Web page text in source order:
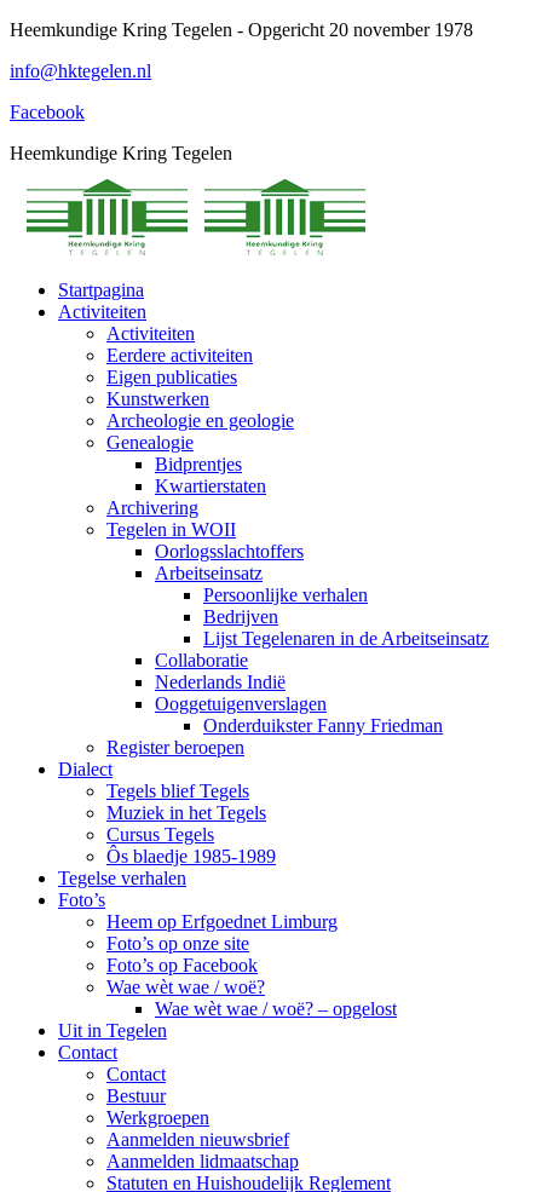
Spring
content
Heemkundige Kring Tegelen - Opgericht 20 november 1978
info@hktegelen.nl
Facebook
Heemkundige Kring Tegelen
Startpagina
Activiteiten
Activiteiten
Eerdere activiteiten
Eigen publicaties
Kunstwerken
Archeologie en geologie
Genealogie
Bidprentjes
Kwartierstaten
Archivering
Tegelen in WOII
Oorlogsslachtoffers
Arbeitseinsatz
Persoonlijke verhalen
Bedrijven
Lijst Tegelenaren in de Arbeitseinsatz
Collaboratie
Nederlands Indië
Ooggetuigenverslagen
Onderduikster Fanny Friedman
Register beroepen
Dialect
Tegels blief Tegels
Muziek in het Tegels
Cursus Tegels
Ôs blaedje 1985-1989
Tegelse verhalen
Foto’s
Heem op Erfgoednet Limburg
Foto’s op onze site
Foto’s op Facebook
Wae wèt wae / woë?
Wae wèt wae / woë? – opgelost
Uit in Tegelen
Contact
Contact
Bestuur
Werkgroepen
Aanmelden nieuwsbrief
Aanmelden lidmaatschap
Statuten en Huishoudelijk Reglement